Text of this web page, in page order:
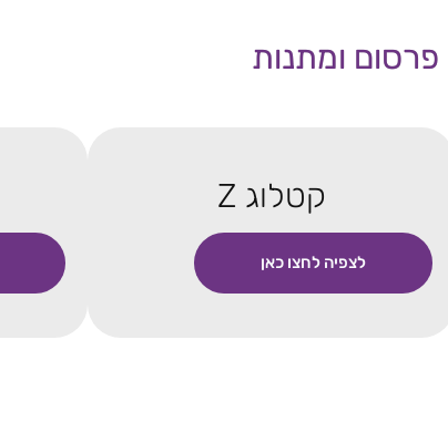
פרסום ומתנות
קטלוג Z
לצפיה לחצו כאן